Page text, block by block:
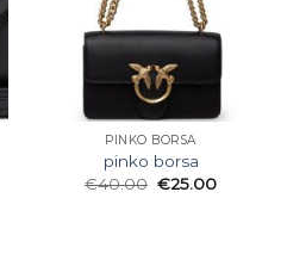
PINKO BORSA
pinko borsa
€40.00 €25.00